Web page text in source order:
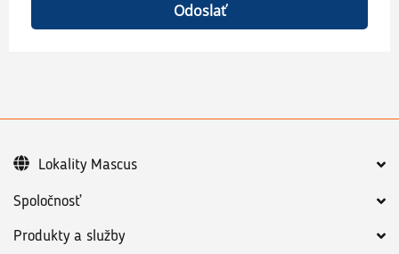
Odoslať
Spoločnosť
Produkty a služby
Lokality Mascus